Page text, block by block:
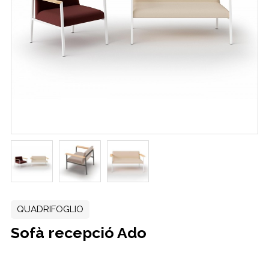
QUADRIFOGLIO
Sofà recepció Ado